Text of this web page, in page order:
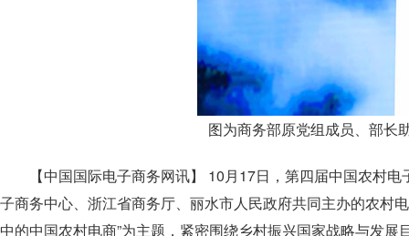
图为商务部原党组成员、部长
【中国国际电子商务网讯】 10月17日，第四届中国农村
子商务中心、浙江省商务厅、丽水市人民政府共同主办的农村
中的中国农村电商”为主题，紧密围绕乡村振兴国家战略与发